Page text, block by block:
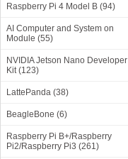
Raspberry Pi 4 Model B (94)
AI Computer and System on
Module (55)
NVIDIA Jetson Nano Developer
Kit (123)
LattePanda (38)
BeagleBone (6)
Raspberry Pi B+/Raspberry
Pi2/Raspberry Pi3 (261)